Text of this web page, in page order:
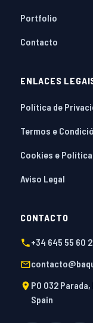
Portfolio
Contacto
ENLACES
Política de
Termos e
Cookies e
Aviso Legal
CONTACTO
+34 645 55 60
PO 032
Spain